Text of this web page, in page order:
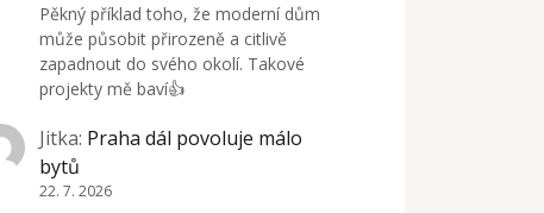
Pěkný příklad toho, že moderní dům
může působit přirozeně a citlivě
zapadnout do svého okolí. Takové
projekty mě baví👍
Jitka: Praha dál povoluje málo
bytů
22. 7. 2026